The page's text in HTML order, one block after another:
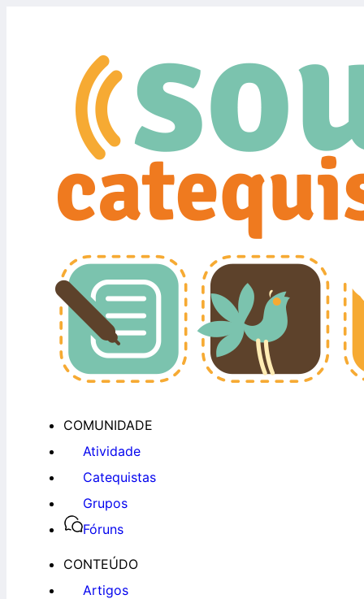
COMUNIDADE
Atividade
Catequistas
Grupos
Fóruns
CONTEÚDO
Artigos